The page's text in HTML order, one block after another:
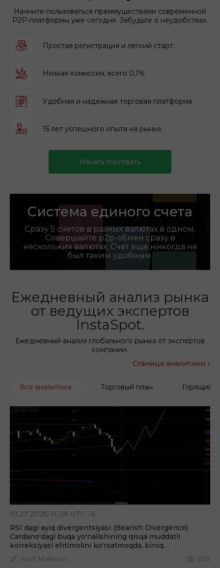
Начните пользоваться преимуществами современной
P2P-платформы уже сегодня. Забудьте о неудобствах.
Простая регистрация и легкий старт.
Низкая комиссия, всего 0,1%
Удобная и надежная торговая платформа.
15 лет успешного опыта на рынке.
Начать торговать
Система единого счета
Сразу 5 счетов в разных валютах в одном.
Совершайте p2p-обмен сразу в
нескольких валютах. Счет еще никогда не
был таким удобным.
Ежедневный анализ рынка
от ведущих экспертов
InstaSpot.
Ежедневный анализ глобального рынка от экспертов
компании.
Станица аналитики
Вся аналитика Торговый план Горящий
01:27 2025-11-28 UTC--5
RSI dagi ayiq divergentsiyasi (Bearish Divergence)
Cardano'dagi buqa yo'nalishining qisqa muddatli
korreksiyasi ehtimolini ko'rsatmoqda, biroq
kriptovalyutaning umumiy yo'nalishi hali ham yuqoriga
qarab qolmoqda. Qarshilik 2 : 0.44529 Qarshilik
Arief Makmur 508